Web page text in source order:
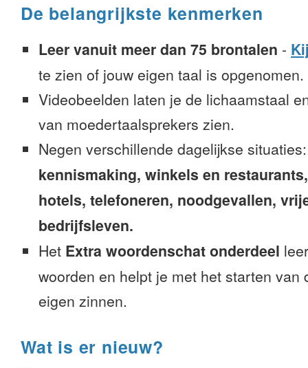
De belangrijkste kenmerken
Leer vanuit meer dan 75 brontalen -
te zien of jouw eigen taal is opgenomen.
Videobeelden laten je de lichaamstaal
van moedertaalsprekers zien.
Negen verschillende dagelijkse
kennismaking, winkels en
hotels, telefoneren, noodgevallen,
bedrijfsleven.
Het Extra woordenschat onderdeel
woorden en helpt je met het starten van
eigen zinnen.
Wat is er nieuw?